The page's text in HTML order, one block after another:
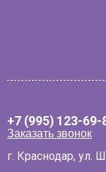
+7 (995) 123-69-
Заказать звонок
г. Краснодар, ул.